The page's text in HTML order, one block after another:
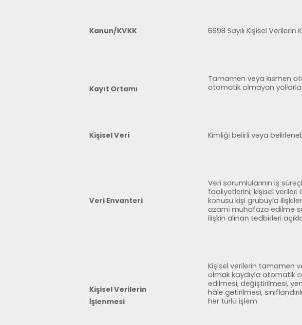
Kanun/KVKK 6698 Sayılı Kişisel Verilerin
Kayıt Ortamı
Tamamen veya kısmen
otomatik olmayan yollarla
Kişisel Veri Kimliği belirli veya
Veri Envanteri
Veri sorumlularının iş
faaliyetlerini; kişisel verileri
konusu kişi grubuyla
azami muhafaza edilme
ilişkin alınan tedbirleri
Kişisel Verilerin
İşlenmesi
Kişisel verilerin tamamen
olmak kaydıyla otomatik
edilmesi, değiştirilmesi,
hâle getirilmesi,
her türlü işlem